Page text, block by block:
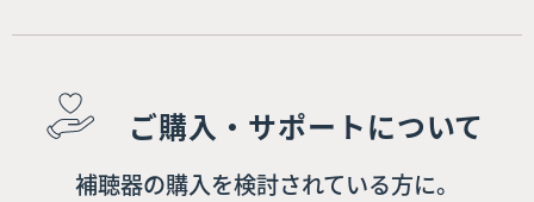
ご購入・サポートについて
補聴器の購入を検討されている方に。